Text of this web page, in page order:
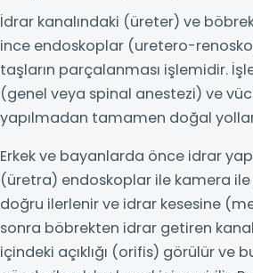
İdrar kanalındaki (üreter) ve
ince endoskoplar (uretero-
taşların parçalanması işlemidir.
(genel veya spinal anestezi) ve
yapılmadan tamamen doğal
Erkek ve bayanlarda önce idrar
(üretra) endoskoplar ile kamera
doğru ilerlenir ve idrar kesesine
sonra böbrekten idrar getiren
içindeki açıklığı (orifis) görülür ve